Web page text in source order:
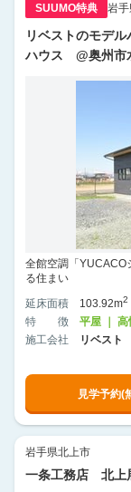
SUUMO特典 岩
リベストのモデ
ハウス @奥州市
全館空調「YUCACO
る住まい
延床面積
103.92m2
特徴
平屋 ｜
施工会社
リベスト
見学予約(
岩手県北上市
一条工務店 北上